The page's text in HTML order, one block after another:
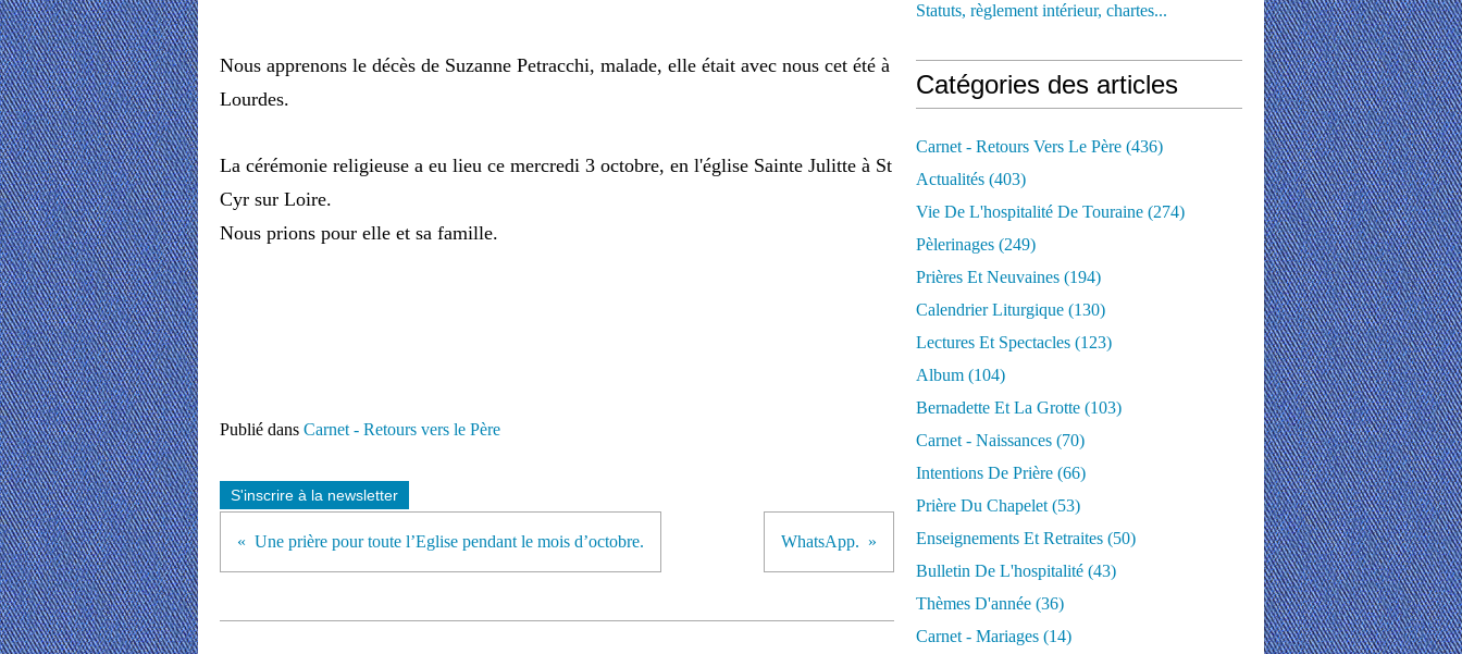
Nous apprenons le décès de Suzanne Petracchi, malade, elle était avec nous cet été à
Lourdes.
La cérémonie religieuse a eu lieu ce mercredi 3 octobre, en l'église Sainte Julitte à St
Cyr sur Loire.
Nous prions pour elle et sa famille.
Publié dans Carnet - Retours vers le Père
S'inscrire à la newsletter
Une prière pour toute l’Eglise pendant le mois d’octobre. WhatsApp.
Statuts, règlement intérieur, chartes...
Catégories des articles
Carnet - Retours Vers Le Père (436)
Actualités (403)
Vie De L'hospitalité De Touraine (274)
Pèlerinages (249)
Prières Et Neuvaines (194)
Calendrier Liturgique (130)
Lectures Et Spectacles (123)
Album (104)
Bernadette Et La Grotte (103)
Carnet - Naissances (70)
Intentions De Prière (66)
Prière Du Chapelet (53)
Enseignements Et Retraites (50)
Bulletin De L'hospitalité (43)
Thèmes D'année (36)
Carnet - Mariages (14)